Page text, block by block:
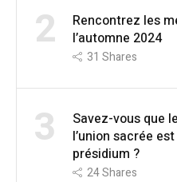
2
Rencontrez les
l’automne 2024
31 Shares
3
Savez-vous que
l’union sacrée
présidium ?
24Shares